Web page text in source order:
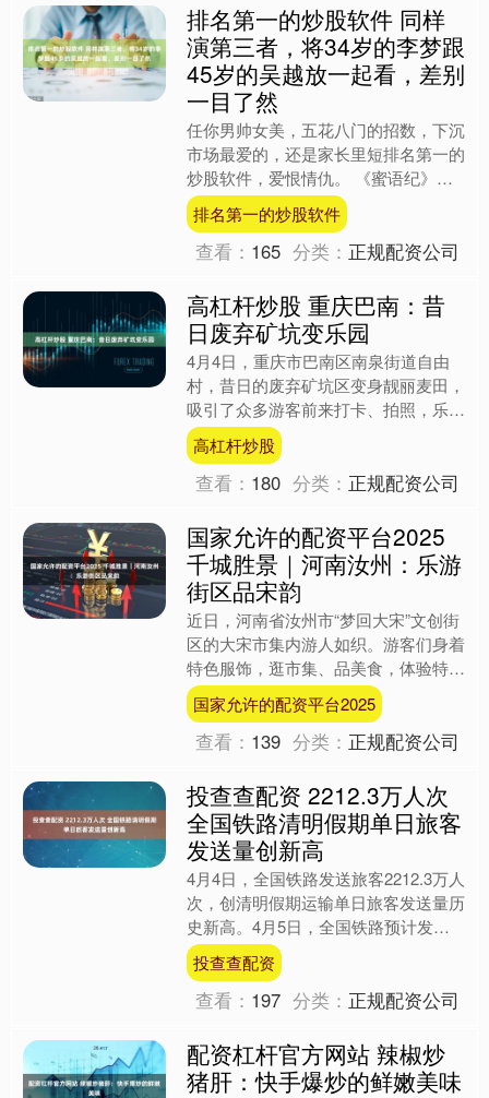
排名第一的炒股软件 同样
演第三者，将34岁的李梦跟
45岁的吴越放一起看，差别
一目了然
任你男帅女美，五花八门的招数，下沉
市场最爱的，还是家长里短排名第一的
炒股软件，爱恨情仇。 《蜜语纪》钟
汉良跟朱珠年龄加起来，都快一百多岁
了，这剧也被戏称为中年古....
排名第一的炒股软件
查看： 165 分类： 正规配资公司
高杠杆炒股 重庆巴南：昔
日废弃矿坑变乐园
4月4日，重庆市巴南区南泉街道自由
村，昔日的废弃矿坑区变身靓丽麦田，
吸引了众多游客前来打卡、拍照，乐享
春日好风光。 上游新闻签约摄影师 李
攀 上游拍客 胡超 摄....
高杠杆炒股
查看： 180 分类： 正规配资公司
国家允许的配资平台2025
千城胜景｜河南汝州：乐游
街区品宋韵
近日，河南省汝州市“梦回大宋”文创街
区的大宋市集内游人如织。游客们身着
特色服饰，逛市集、品美食，体验特色
项目，欣赏动听曲艺，沉浸式感受宋韵
风情。 作者：吴改红 ....
国家允许的配资平台2025
查看： 139 分类： 正规配资公司
投查查配资 2212.3万人次
全国铁路清明假期单日旅客
发送量创新高
4月4日，全国铁路发送旅客2212.3万人
次，创清明假期运输单日旅客发送量历
史新高。4月5日，全国铁路预计发送
旅客1470万人次投查查配资，计划加
开旅客列车76....
投查查配资
查看： 197 分类： 正规配资公司
配资杠杆官方网站 辣椒炒
猪肝：快手爆炒的鲜嫩美味